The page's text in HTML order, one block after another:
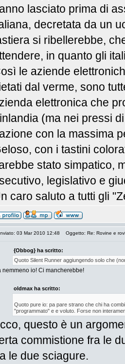
lasciato prima di
decretata da un
si ribellerebbe,
in quanto gli
le aziende
dal verme, sono
elettronica che
(ma nei pressi
con la massima
con i tastini
stato simpatico,
legislativo e
caro saluto a tutti gli
03 Mar 2010 12:48 Oggetto: Re: Rovine e
{Obbog} ha scritto:
Quoto Silent Runner aggiungendo solo che
nemmeno io! Ci mancherebbe!
oldmax ha scritto:
Quoto pure io: pa pare strano che chi ha
"programmato" e e voluto. Forse non
questo è un
commistione fra le
le due sciagure.